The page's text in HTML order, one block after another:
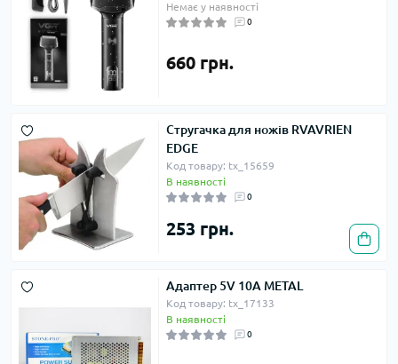
Немає у наявності
0
660 грн.
Стругачка для ножів RVAVRIEN
EDGE
Код товару: tx_15659
В наявності
0
253 грн.
Адаптер 5V 10A METAL
Код товару: tx_17133
В наявності
0